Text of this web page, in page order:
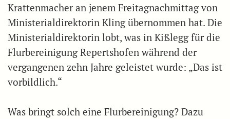
Krattenmacher an jenem Freitagnachmittag von
Ministerialdirektorin Kling übernommen hat. Die
Ministerialdirektorin lobt, was in Kißlegg für die
Flurbereinigung Repertshofen während der
vergangenen zehn Jahre geleistet wurde: „Das ist
vorbildlich.“
Was bringt solch eine Flurbereinigung? Dazu